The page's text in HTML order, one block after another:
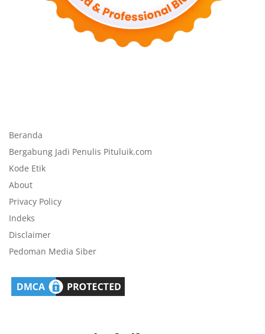
Beranda
Bergabung Jadi Penulis Pituluik.com
Kode Etik
About
Privacy Policy
Indeks
Disclaimer
Pedoman Media Siber